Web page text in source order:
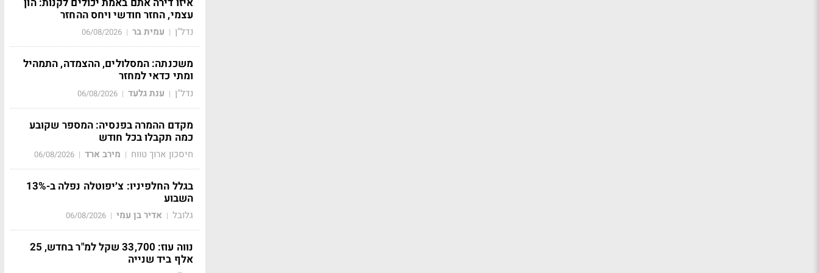
עצמי, החזר חודשי ויחס ההחזר
נדל"ן | עמית בר |
06/08/2026
משכנתה: המסלולים, ההצמדה, התמהיל
ומתי כדאי למחזר
נדל"ן | ענת גלעד |
06/08/2026
מקדם ההמרה בפנסיה: המספר שקובע
כמה תקבלו בכל חודש
חיסכון ארוך טווח | מירב ארד |
06/08/2026
בגלל החלפיניו: צ׳יפוטלה נפלה ב-13%
השבוע
גלובל | אדיר בן עמי |
06/08/2026
נווה עוז: 33,700 שקל למ"ר בחדש, 25
אלף ביד שנייה